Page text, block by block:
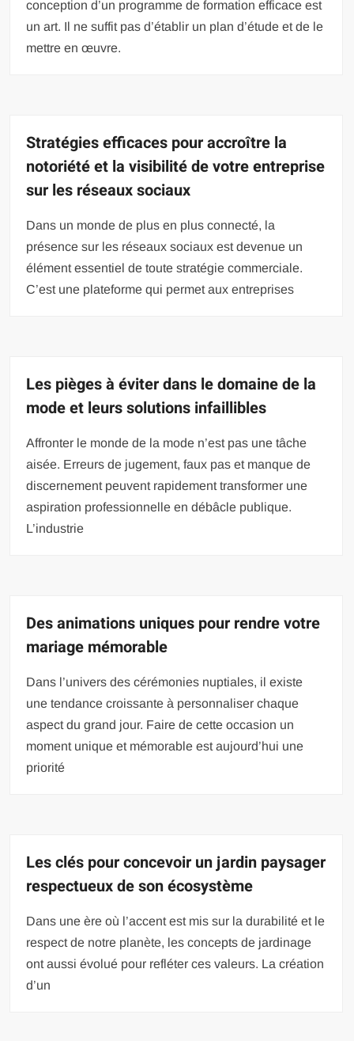
conception d’un programme de formation efficace est
un art. Il ne suffit pas d’établir un plan d’étude et de le
mettre en œuvre.
Stratégies efficaces pour accroître la
notoriété et la visibilité de votre entreprise
sur les réseaux sociaux
Dans un monde de plus en plus connecté, la
présence sur les réseaux sociaux est devenue un
élément essentiel de toute stratégie commerciale.
C’est une plateforme qui permet aux entreprises
Les pièges à éviter dans le domaine de la
mode et leurs solutions infaillibles
Affronter le monde de la mode n’est pas une tâche
aisée. Erreurs de jugement, faux pas et manque de
discernement peuvent rapidement transformer une
aspiration professionnelle en débâcle publique.
L’industrie
Des animations uniques pour rendre votre
mariage mémorable
Dans l’univers des cérémonies nuptiales, il existe
une tendance croissante à personnaliser chaque
aspect du grand jour. Faire de cette occasion un
moment unique et mémorable est aujourd’hui une
priorité
Les clés pour concevoir un jardin paysager
respectueux de son écosystème
Dans une ère où l’accent est mis sur la durabilité et le
respect de notre planète, les concepts de jardinage
ont aussi évolué pour refléter ces valeurs. La création
d’un